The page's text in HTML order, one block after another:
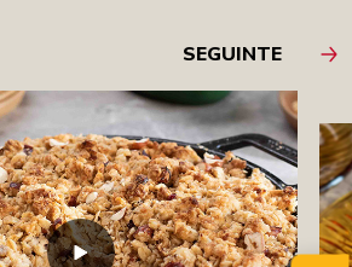
SEGUINTE